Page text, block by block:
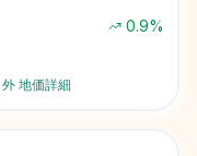
0.9%
地価詳細